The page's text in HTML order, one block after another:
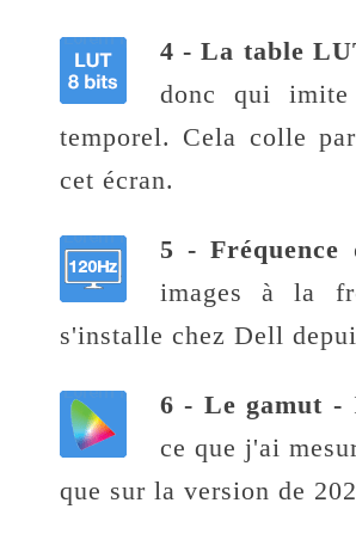
4 - La table
donc qui
temporel. Cela colle
cet écran.
5 -
images à la
s'installe chez Dell
6 - Le gamut -
ce que j'ai
que sur la version de